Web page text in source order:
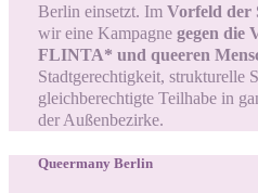
Berlin einsetzt. Im Vorfeld der
wir eine Kampagne gegen die
FLINTA* und queeren
Stadtgerechtigkeit, strukturelle
gleichberechtigte Teilhabe in
der Außenbezirke.
Queermany Berlin